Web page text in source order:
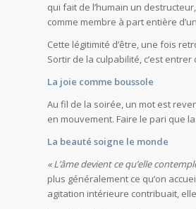
qui fait de l’humain un
comme membre à part entière
Cette légitimité d’être, une fois
Sortir de la culpabilité, c’est
La joie comme boussole
Au fil de la soirée, un mot est
en mouvement. Faire le pari que
La beauté soigne le monde
« L’âme devient ce qu’elle
plus généralement ce qu’on
agitation intérieure contribuait,